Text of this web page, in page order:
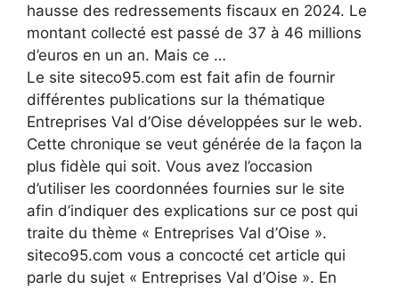
hausse des redressements fiscaux en 2024. Le
montant collecté est passé de 37 à 46 millions
d’euros en un an. Mais ce …
Le site siteco95.com est fait afin de fournir
différentes publications sur la thématique
Entreprises Val d’Oise développées sur le web.
Cette chronique se veut générée de la façon la
plus fidèle qui soit. Vous avez l’occasion
d’utiliser les coordonnées fournies sur le site
afin d’indiquer des explications sur ce post qui
traite du thème « Entreprises Val d’Oise ».
siteco95.com vous a concocté cet article qui
parle du sujet « Entreprises Val d’Oise ». En